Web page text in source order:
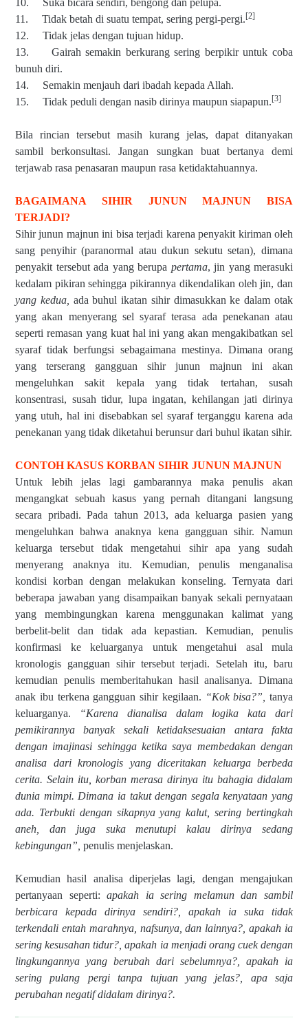
10. Suka bicara sendiri, bengong dan pelupa.
11. Tidak betah di suatu tempat, sering pergi-pergi.[2]
12. Tidak jelas dengan tujuan hidup.
13. Gairah semakin berkurang sering berpikir untuk coba
bunuh diri.
14. Semakin menjauh dari ibadah kepada Allah.
15. Tidak peduli dengan nasib dirinya maupun siapapun.[3]
Bila rincian tersebut masih kurang jelas, dapat ditanyakan
sambil berkonsultasi. Jangan sungkan buat bertanya demi
terjawab rasa penasaran maupun rasa ketidaktahuannya.
BAGAIMANA SIHIR JUNUN MAJNUN BISA
TERJADI?
Sihir junun majnun ini bisa terjadi karena penyakit kiriman oleh
sang penyihir (paranormal atau dukun sekutu setan), dimana
penyakit tersebut ada yang berupa pertama, jin yang merasuki
kedalam pikiran sehingga pikirannya dikendalikan oleh jin, dan
yang kedua, ada buhul ikatan sihir dimasukkan ke dalam otak
yang akan menyerang sel syaraf terasa ada penekanan atau
seperti remasan yang kuat hal ini yang akan mengakibatkan sel
syaraf tidak berfungsi sebagaimana mestinya. Dimana orang
yang terserang gangguan sihir junun majnun ini akan
mengeluhkan sakit kepala yang tidak tertahan, susah
konsentrasi, susah tidur, lupa ingatan, kehilangan jati dirinya
yang utuh, hal ini disebabkan sel syaraf terganggu karena ada
penekanan yang tidak diketahui berunsur dari buhul ikatan sihir.
CONTOH KASUS KORBAN SIHIR JUNUN MAJNUN
Untuk lebih jelas lagi gambarannya maka penulis akan
mengangkat sebuah kasus yang pernah ditangani langsung
secara pribadi. Pada tahun 2013, ada keluarga pasien yang
mengeluhkan bahwa anaknya kena gangguan sihir. Namun
keluarga tersebut tidak mengetahui sihir apa yang sudah
menyerang anaknya itu. Kemudian, penulis menganalisa
kondisi korban dengan melakukan konseling. Ternyata dari
beberapa jawaban yang disampaikan banyak sekali pernyataan
yang membingungkan karena menggunakan kalimat yang
berbelit-belit dan tidak ada kepastian. Kemudian, penulis
konfirmasi ke keluarganya untuk mengetahui asal mula
kronologis gangguan sihir tersebut terjadi. Setelah itu, baru
kemudian penulis memberitahukan hasil analisanya. Dimana
anak ibu terkena gangguan sihir kegilaan. “Kok bisa?”, tanya
keluarganya.
“Karena dianalisa dalam logika kata dari
pemikirannya banyak sekali ketidaksesuaian antara fakta
dengan imajinasi sehingga ketika saya membedakan dengan
analisa dari kronologis yang diceritakan keluarga berbeda
cerita. Selain itu, korban merasa dirinya itu bahagia didalam
dunia mimpi. Dimana ia takut dengan segala kenyataan yang
ada. Terbukti dengan sikapnya yang kalut, sering bertingkah
aneh, dan juga suka menutupi kalau dirinya sedang
kebingungan”, penulis menjelaskan.
Kemudian hasil analisa diperjelas lagi, dengan mengajukan
pertanyaan seperti:apakah ia sering melamun dan sambil
berbicara kepada dirinya sendiri?, apakah ia suka tidak
terkendali entah marahnya, nafsunya, dan lainnya?, apakah ia
sering kesusahan tidur?, apakah ia menjadi orang cuek dengan
lingkungannya yang berubah dari sebelumnya?, apakah ia
sering pulang pergi tanpa tujuan yang jelas?,
apa saja
perubahan negatif didalam dirinya?.